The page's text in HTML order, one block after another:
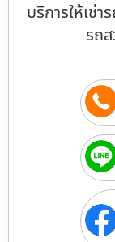
บริการให้เช่
รถ